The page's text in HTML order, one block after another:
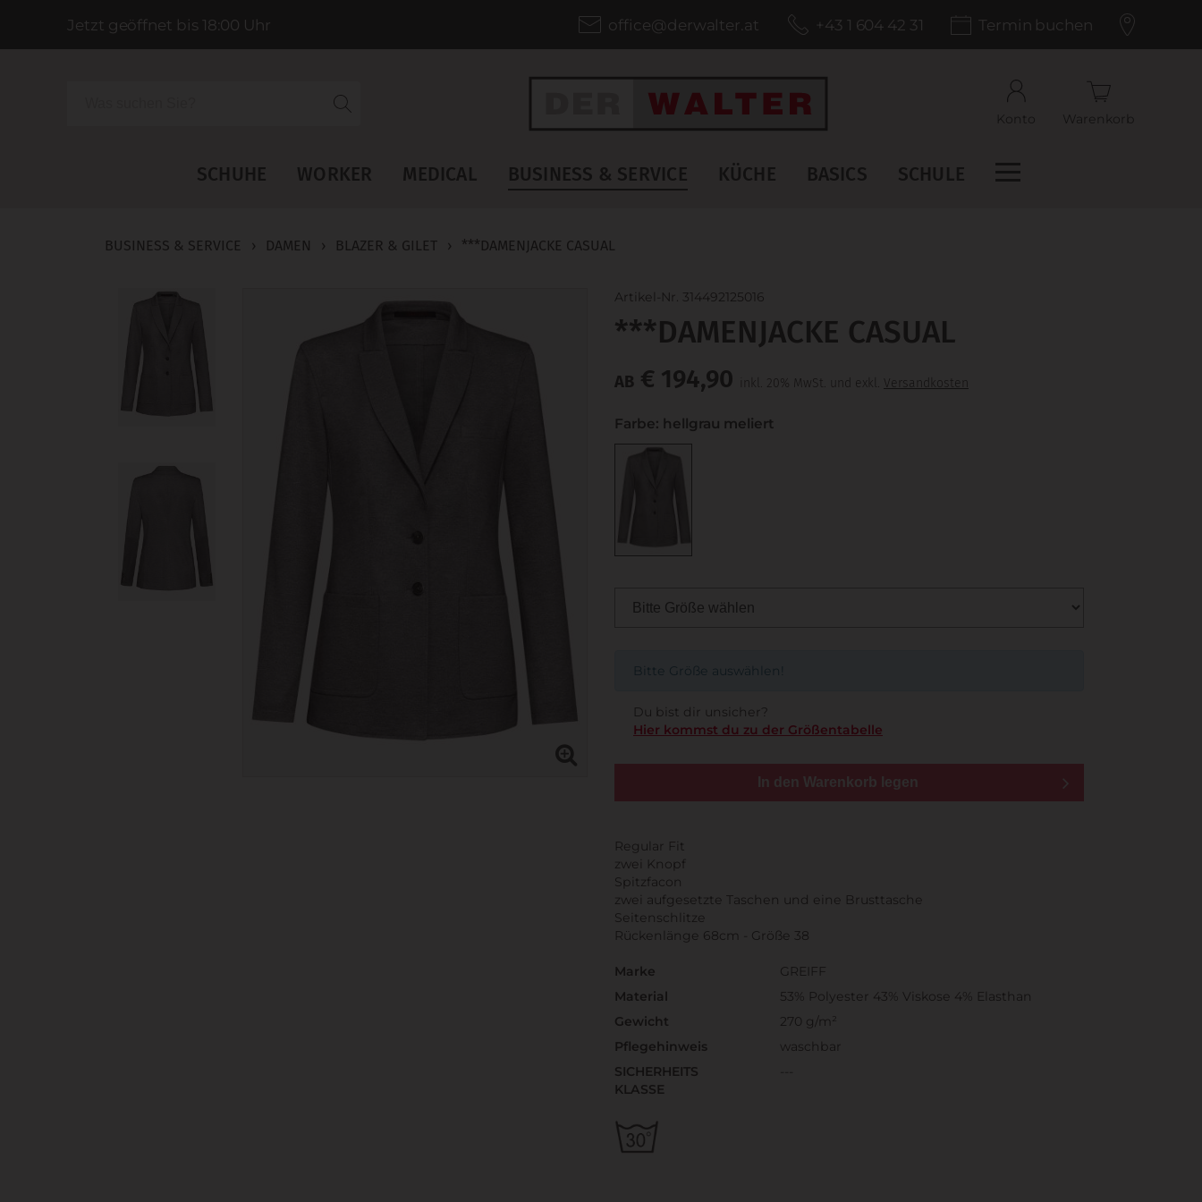
Jetzt geöffnet bis 18:00 Uhr office@derwalter.at +43 1 604 42 31 Termin buchen
Konto
Warenkorb
SCHUHE WORKER MEDICAL BUSINESS & SERVICE KÜCHE BASICS SCHULE
BUSINESS & SERVICE › DAMEN › BLAZER & GILET › ***DAMENJACKE CASUAL
Artikel-Nr. 314492125016
***DAMENJACKE CASUAL
AB € 194,90 inkl. 20% MwSt. und exkl. Versandkosten
Farbe: hellgrau meliert
Bitte Größe auswählen!
Du bist dir unsicher?
Hier kommst du zu der Größentabelle
In den Warenkorb legen
Regular Fit
zwei Knopf
Spitzfacon
zwei aufgesetzte Taschen und eine Brusttasche
Seitenschlitze
Rückenlänge 68cm - Größe 38
Marke
GREIFF
Material
53% Polyester 43% Viskose 4% Elasthan
Gewicht
270 g/m²
Pflegehinweis
waschbar
SICHERHEITS
KLASSE